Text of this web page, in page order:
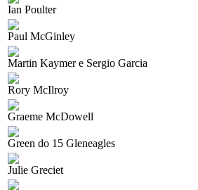
Ian Poulter
Paul McGinley
Martin Kaymer e Sergio Garcia
Rory McIlroy
Graeme McDowell
Green do 15 Gleneagles
Julie Greciet